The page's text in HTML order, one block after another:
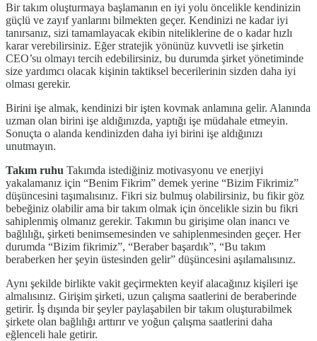
Bir takım oluşturmaya başlamanın en iyi yolu öncelikle kendinizin
güçlü ve zayıf yanlarını bilmekten geçer. Kendinizi ne kadar iyi
tanırsanız, sizi tamamlayacak ekibin niteliklerine de o kadar hızlı
karar verebilirsiniz. Eğer stratejik yönünüz kuvvetli ise şirketin
CEO’su olmayı tercih edebilirsiniz, bu durumda şirket yönetiminde
size yardımcı olacak kişinin taktiksel becerilerinin sizden daha iyi
olması gerekir.
Birini işe almak, kendinizi bir işten kovmak anlamına gelir. Alanında
uzman olan birini işe aldığınızda, yaptığı işe müdahale etmeyin.
Sonuçta o alanda kendinizden daha iyi birini işe aldığınızı
unutmayın.
Takım ruhu Takımda istediğiniz motivasyonu ve enerjiyi
yakalamanız için “Benim Fikrim” demek yerine “Bizim Fikrimiz”
düşüncesini taşımalısınız. Fikri siz bulmuş olabilirsiniz, bu fikir göz
bebeğiniz olabilir ama bir takım olmak için öncelikle sizin bu fikri
sahiplenmiş olmanız gerekir. Takımın bu girişime olan inancı ve
bağlılığı, şirketi benimsemesinden ve sahiplenmesinden geçer. Her
durumda “Bizim fikrimiz”, “Beraber başardık”, “Bu takım
beraberken her şeyin üstesinden gelir” düşüncesini aşılamalısınız.
Aynı şekilde birlikte vakit geçirmekten keyif alacağınız kişileri işe
almalısınız. Girişim şirketi, uzun çalışma saatlerini de beraberinde
getirir. İş dışında bir şeyler paylaşabilen bir takım oluşturabilmek
şirkete olan bağlılığı arttırır ve yoğun çalışma saatlerini daha
eğlenceli hale getirir.